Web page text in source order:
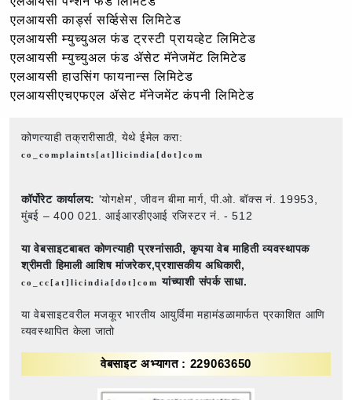
एलआयसी कार्ड्स सर्व्हिसेस लिमिटेड
एलआयसी म्युच्युअल फंड ट्रस्टी प्रायव्हेट लिमिटेड
एलआयसी म्युच्युअल फंड ॲसेट मॅनेजमेंट लिमिटेड
एलआयसी हाउसिंग फायनान्स लिमिटेड
एलआयसीएचएफएल ॲसेट मॅनेजमेंट कंपनी लिमिटेड
कोणत्याही तक्रारीसाठी, येथे ईमेल करा:
co_complaints[at]licindia[dot]com
कॉर्पोरेट कार्यालय: 'योगक्षेम', जीवन बीमा मार्ग, पी.ओ. बॉक्स नं. 19953,
मुंबई – 400 021. आईआरडीएआई रजिस्टर नं. - 512
या वेबसाइटबाबत कोणत्याही प्रश्नांसाठी, कृपया वेब माहिती व्यवस्थापक
श्रीमती हिमाली आशिष मांजरेकर,प्रशासकीय अधिकारी,
co_cc[at]licindia[dot]comयांच्याशी संपर्क साधा.
या वेबसाइटवरील मजकूर भारतीय आयुर्विमा महामंडळामार्फत प्रकाशित आणि
व्यवस्थापित केला जातो
वेबसाइट अभ्यागत : 229063650